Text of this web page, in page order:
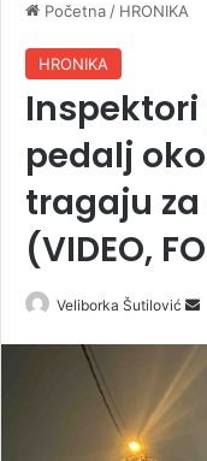
Početna / HRONIKA
HRONIKA
pedalj oko
tragaju
(VIDEO,
Veliborka Šutilović